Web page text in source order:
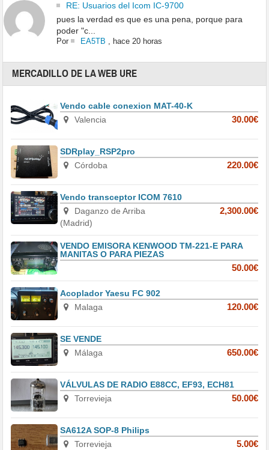
RE: Usuarios del Icom IC-9700
pues la verdad es que es una pena, porque para
poder "c...
Por EA5TB , hace 20 horas
MERCADILLO DE LA WEB URE
Vendo cable conexion MAT-40-K
Valencia
30.00€
SDRplay_RSP2pro
Córdoba
220.00€
Vendo transceptor ICOM 7610
Daganzo de Arriba
(Madrid)
2,300.00€
VENDO EMISORA KENWOOD TM-221-E PARA
MANITAS O PARA PIEZAS
50.00€
Acoplador Yaesu FC 902
Malaga
120.00€
SE VENDE
Málaga
650.00€
VÁLVULAS DE RADIO E88CC, EF93, ECH81
Torrevieja
50.00€
SA612A SOP-8 Philips
Torrevieja
5.00€